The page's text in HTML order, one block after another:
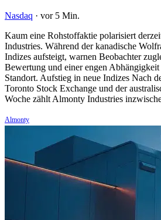
Nasdaq · vor 5 Min.
Kaum eine Rohstoffaktie polarisiert
Industries. Während der kanadische
Indizes aufsteigt, warnen Beobachter
Bewertung und einer engen
Standort. Aufstieg in neue Indizes Nach
Toronto Stock Exchange und der
Woche zählt Almonty Industries
Almonty